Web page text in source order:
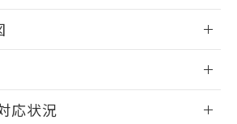
ます。
応状況